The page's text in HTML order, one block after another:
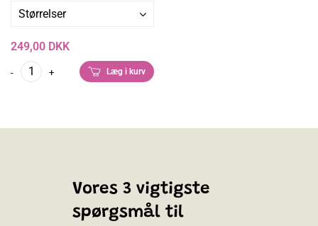
Størrelser
249,00 DKK
- + Læg i kurv
Vores 3 vigtigste
spørgsmål til